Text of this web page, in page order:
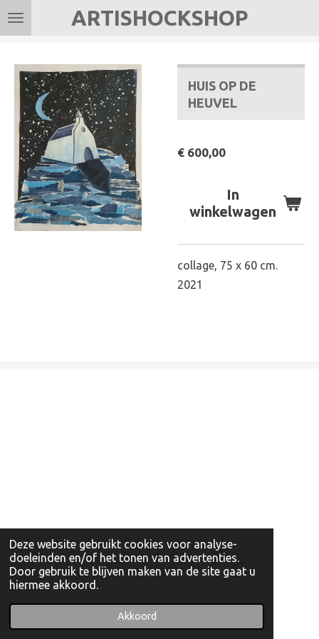
Deze website gebruikt cookies voor analyse-
doeleinden en/of het tonen van advertenties.
Door gebruik te blijven maken van de site gaat u
hiermee akkoord.
Akkoord
Ga
direct
de
hoofdinhoud
ARTISHOCKSHOP
HUIS OP DE
HEUVEL
€ 600,00
In
winkelwagen
collage, 75 x 60 cm.
2021